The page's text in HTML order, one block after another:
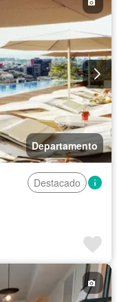
Departamento
Destacado